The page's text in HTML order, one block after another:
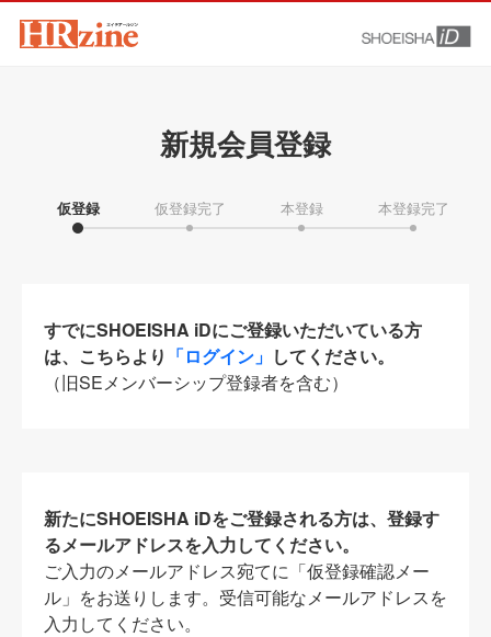
新規会員登録
仮登録 仮登録完了 本登録 本登録完了
すでにSHOEISHA iDにご登録いただいている方
は、こちらより 「ログイン」 してください。
（旧SEメンバーシップ登録者を含む）
新たにSHOEISHA iDをご登録される方は、登録す
るメールアドレスを入力してください。
ご入力のメールアドレス宛てに「仮登録確認メー
ル」をお送りします。受信可能なメールアドレスを
入力してください。